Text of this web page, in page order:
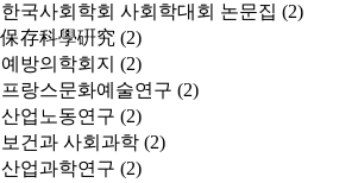
한국사회학회 사회학대회 논문집 (2)
保存科學硏究 (2)
예방의학회지 (2)
프랑스문화예술연구 (2)
산업노동연구 (2)
보건과 사회과학 (2)
산업과학연구 (2)